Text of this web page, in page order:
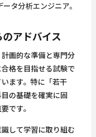
タ分析エンジニア。
アドバイス
画的な準備と専門分
格を目指せる試験で
ます。特に「若干
の基礎を確実に固
です。
して学習に取り組む